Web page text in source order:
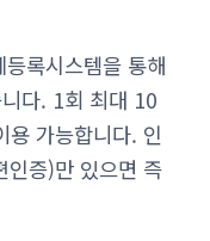
록시스템을 통해
다. 1회 최대 10
가능합니다. 인
인증)만 있으면 즉